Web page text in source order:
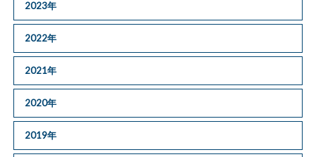
2023年
2022年
2021年
2020年
2019年